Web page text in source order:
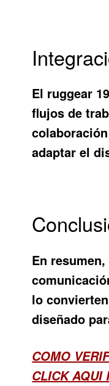
El ruggear
flujos de
adaptar el
En
lo
diseñado
COMO
CLICK AQUI